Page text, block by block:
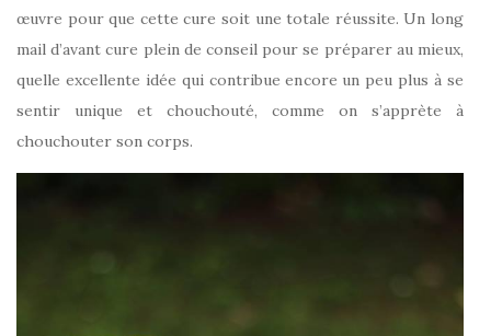
œuvre pour que cette cure soit une totale réussite. Un long
mail d’avant cure plein de conseil pour se préparer au mieux,
quelle excellente idée qui contribue encore un peu plus à se
sentir unique et chouchouté, comme on s’apprète à
chouchouter son corps.